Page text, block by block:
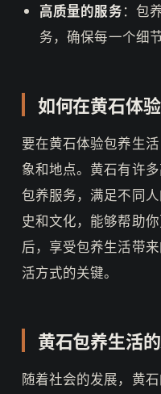
高质量的服务：包
务，确保每一个细
如何在黄石体
要在黄石体验包养生
象和地点。黄石有许
包养服务，满足不同
史和文化，能够帮助
后，享受包养生活带
活方式的关键。
黄石包养生活
随着社会的发展，黄